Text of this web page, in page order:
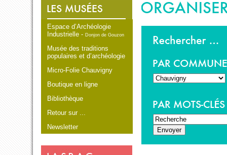
Espace d’Archéologie
Industrielle -Donjon de Gouzon
Musée des traditions
populaires et d’archéologie
Micro-Folie Chauvigny
Boutique en ligne
Bibliothèque
Retour sur ...
Newsletter